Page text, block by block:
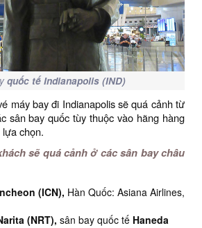
quốc tế Indianapolis (IND)
máy bay đi Indianapolis sẽ quá cảnh từ
sân bay quốc tùy thuộc vào hãng hàng
chọn.
sẽ quá cảnh ở các sân bay châu
(ICN), Hàn Quốc: Asiana Airlines,
(NRT), sân bay quốc tế Haneda